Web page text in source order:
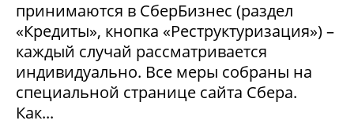
принимаются в СберБизнес (раздел
«Кредиты», кнопка «Реструктуризация») –
каждый случай рассматривается
индивидуально. Все меры собраны на
специальной странице сайта Сбера.
Как...